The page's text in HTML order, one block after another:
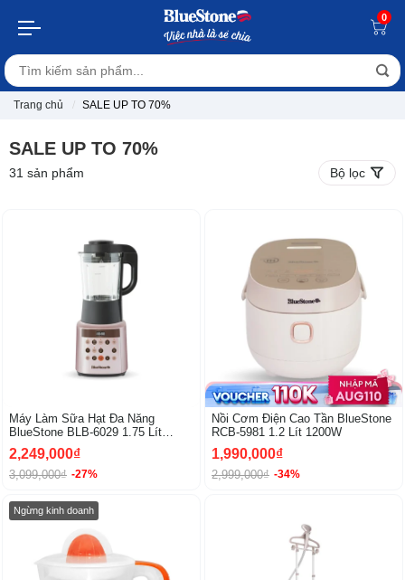
0
Trang chủ SALE UP TO 70%
SALE UP TO 70%
31 sản phẩm Bộ lọc
Máy Làm Sữa Hạt Đa Năng
BlueStone BLB-6029 1.75 Lít
900W
2,249,000₫
3,099,000₫ -27%
Nồi Cơm Điện Cao Tần BlueStone
RCB-5981 1.2 Lít 1200W
1,990,000₫
2,999,000₫ -34%
Ngừng kinh doanh